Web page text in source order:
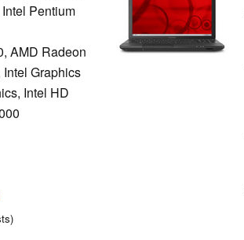
Pentium
AMD Radeon
Graphics
Intel HD